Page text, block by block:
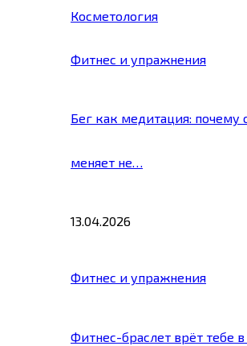
Косметология
Фитнес и упражнения
Бег как медитация: почему
меняет не…
13.04.2026
Фитнес и упражнения
Фитнес-браслет врёт тебе